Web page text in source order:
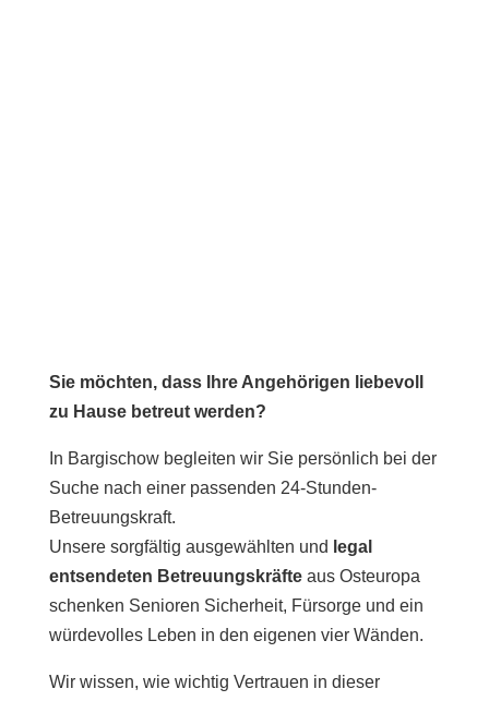
Sie möchten, dass Ihre Angehörigen liebevoll
zu Hause betreut werden?
In Bargischow begleiten wir Sie persönlich bei der
Suche nach einer passenden 24-Stunden-
Betreuungskraft.
Unsere sorgfältig ausgewählten und legal
entsendeten Betreuungskräfteaus Osteuropa
schenken Senioren Sicherheit, Fürsorge und ein
würdevolles Leben in den eigenen vier Wänden.
Wir wissen, wie wichtig Vertrauen in dieser